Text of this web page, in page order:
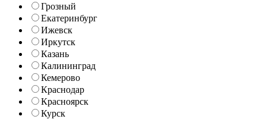
Грозный
Екатеринбург
Ижевск
Иркутск
Казань
Калининград
Кемерово
Краснодар
Красноярск
Курск